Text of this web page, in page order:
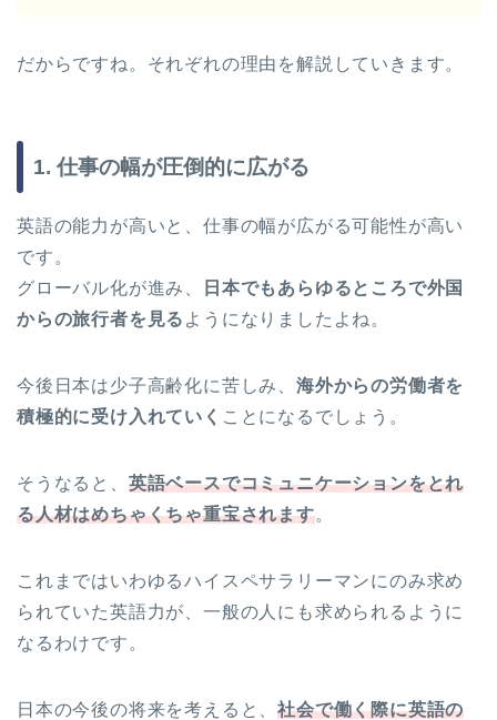
だからですね。それぞれの理由を解説していきます。
1. 仕事の幅が圧倒的に広がる
英語の能力が高いと、仕事の幅が広がる可能性が高い
です。
グローバル化が進み、
日本でもあらゆるところで外国
からの旅行者を見る ようになりましたよね。
今後日本は少子高齢化に苦しみ、 海外からの労働者を
積極的に受け入れていく ことになるでしょう。
そうなると、 英語ベースでコミュニケーションをとれ
る人材はめちゃくちゃ重宝されます。
これまではいわゆるハイスペサラリーマンにのみ求め
られていた英語力が、一般の人にも求められるように
なるわけです。
日本の今後の将来を考えると、社会で働く際に英語の